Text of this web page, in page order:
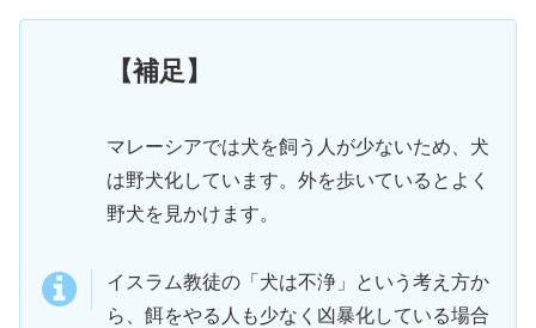
【補足】
マレーシアでは犬を飼う人が少ないため、犬
は野犬化しています。外を歩いているとよく
野犬を見かけます。
イスラム教徒の「犬は不浄」という考え方か
ら、餌をやる人も少なく凶暴化している場合